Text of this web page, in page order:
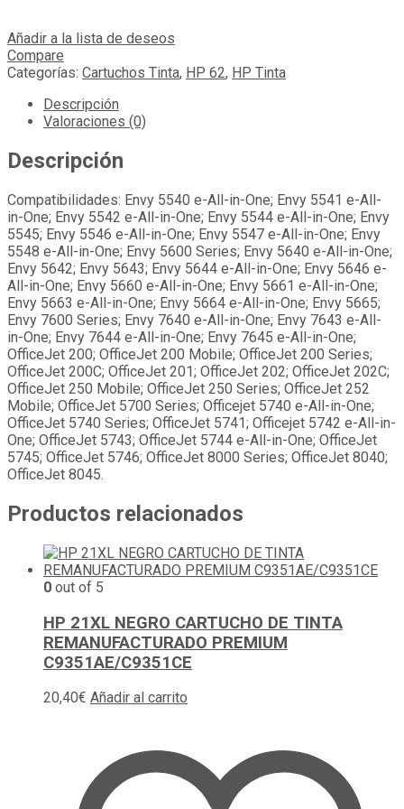
Añadir a la lista de deseos
Compare
Categorías: Cartuchos Tinta, HP 62, HP Tinta
Descripción
Valoraciones (0)
Descripción
Compatibilidades: Envy 5540 e-All-in-One; Envy 5541 e-All-
in-One; Envy 5542 e-All-in-One; Envy 5544 e-All-in-One; Envy
5545; Envy 5546 e-All-in-One; Envy 5547 e-All-in-One; Envy
5548 e-All-in-One; Envy 5600 Series; Envy 5640 e-All-in-One;
Envy 5642; Envy 5643; Envy 5644 e-All-in-One; Envy 5646 e-
All-in-One; Envy 5660 e-All-in-One; Envy 5661 e-All-in-One;
Envy 5663 e-All-in-One; Envy 5664 e-All-in-One; Envy 5665;
Envy 7600 Series; Envy 7640 e-All-in-One; Envy 7643 e-All-
in-One; Envy 7644 e-All-in-One; Envy 7645 e-All-in-One;
OfficeJet 200; OfficeJet 200 Mobile; OfficeJet 200 Series;
OfficeJet 200C; OfficeJet 201; OfficeJet 202; OfficeJet 202C;
OfficeJet 250 Mobile; OfficeJet 250 Series; OfficeJet 252
Mobile; OfficeJet 5700 Series; Officejet 5740 e-All-in-One;
OfficeJet 5740 Series; OfficeJet 5741; Officejet 5742 e-All-in-
One; OfficeJet 5743; OfficeJet 5744 e-All-in-One; OfficeJet
5745; OfficeJet 5746; OfficeJet 8000 Series; OfficeJet 8040;
OfficeJet 8045.
Productos relacionados
0 out of 5
HP 21XL NEGRO CARTUCHO DE TINTA
REMANUFACTURADO PREMIUM
C9351AE/C9351CE
20,40€ Añadir al carrito